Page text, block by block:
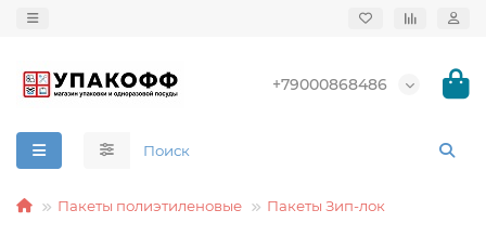
+79000868486
Пакеты полиэтиленовые Пакеты Зип-лок